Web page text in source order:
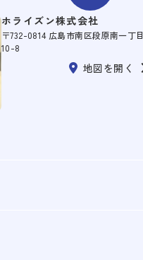
ホライズン株式会社
〒732-0814 広島市南区段原南一丁目
10-8
地図を開く